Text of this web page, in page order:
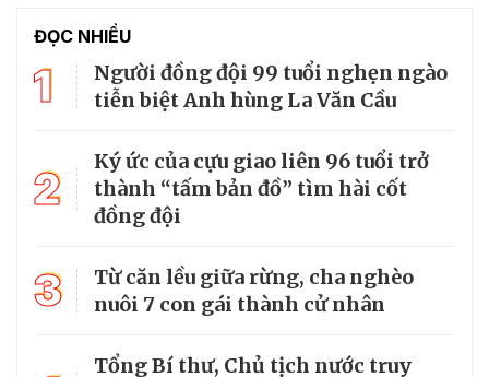
ĐỌC NHIỀU
1
Người đồng đội 99 tuổi nghẹn ngào
tiễn biệt Anh hùng La Văn Cầu
2
Ký ức của cựu giao liên 96 tuổi trở
thành “tấm bản đồ” tìm hài cốt
đồng đội
3
Từ căn lều giữa rừng, cha nghèo
nuôi 7 con gái thành cử nhân
Tổng Bí thư, Chủ tịch nước truy